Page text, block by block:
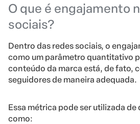
O que é engajamento
sociais?
Dentro das redes sociais, o
como um parâmetro quantitativo
conteúdo da marca está, de fato,
seguidores de maneira adequada.
Essa métrica pode ser utilizada
como: